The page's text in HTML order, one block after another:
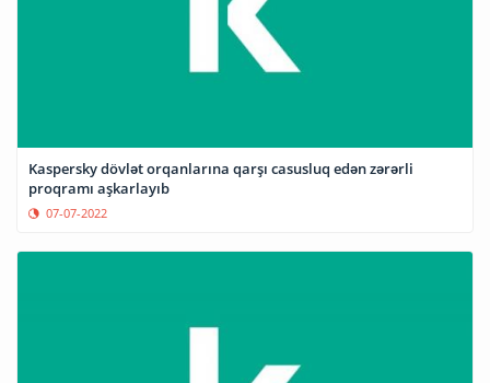
Kaspersky dövlət orqanlarına qarşı casusluq edən zərərli
proqramı aşkarlayıb
07-07-2022